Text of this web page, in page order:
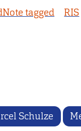
tagged RIS
Schulze